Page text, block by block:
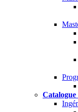
Catalogue